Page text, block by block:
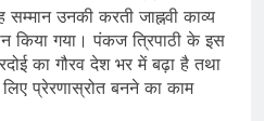
सम्मान उनकी करती जाह्नवी काव्य
किया गया। पंकज त्रिपाठी के इस
का गौरव देश भर में बढ़ा है तथा
लिए प्रेरणास्रोत बनने का काम